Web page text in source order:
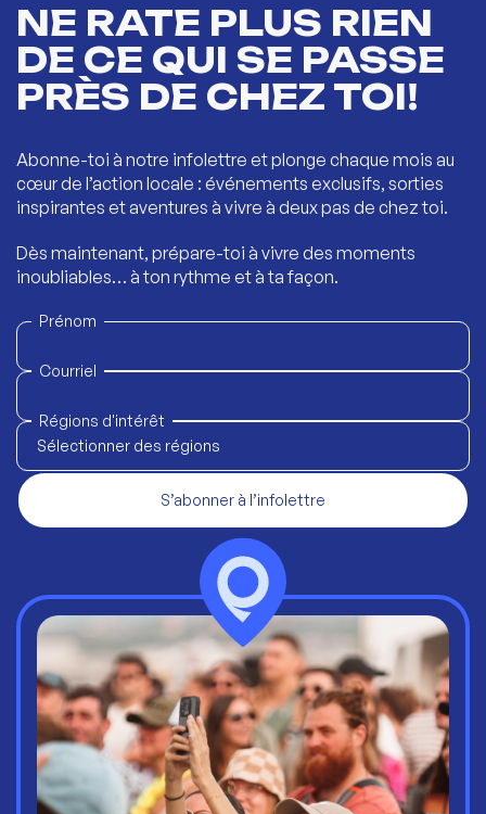
NE RATE PLUS RIEN
DE CE QUI SE PASSE
PRÈS DE CHEZ TOI!
Abonne-toi à notre infolettre et plonge chaque mois au
cœur de l’action locale : événements exclusifs, sorties
inspirantes et aventures à vivre à deux pas de chez toi.
Dès maintenant, prépare-toi à vivre des moments
inoubliables… à ton rythme et à ta façon.
Prénom
Courriel
Régions d'intérêt
Sélectionner des régions
S’abonner à l’infolettre